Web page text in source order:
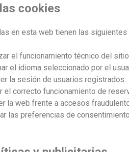
cookies
en esta web tienen las siguientes
el funcionamiento técnico del
el idioma seleccionado por el
la sesión de usuarios registrados.
el correcto funcionamiento de
la web frente a accesos
las preferencias de